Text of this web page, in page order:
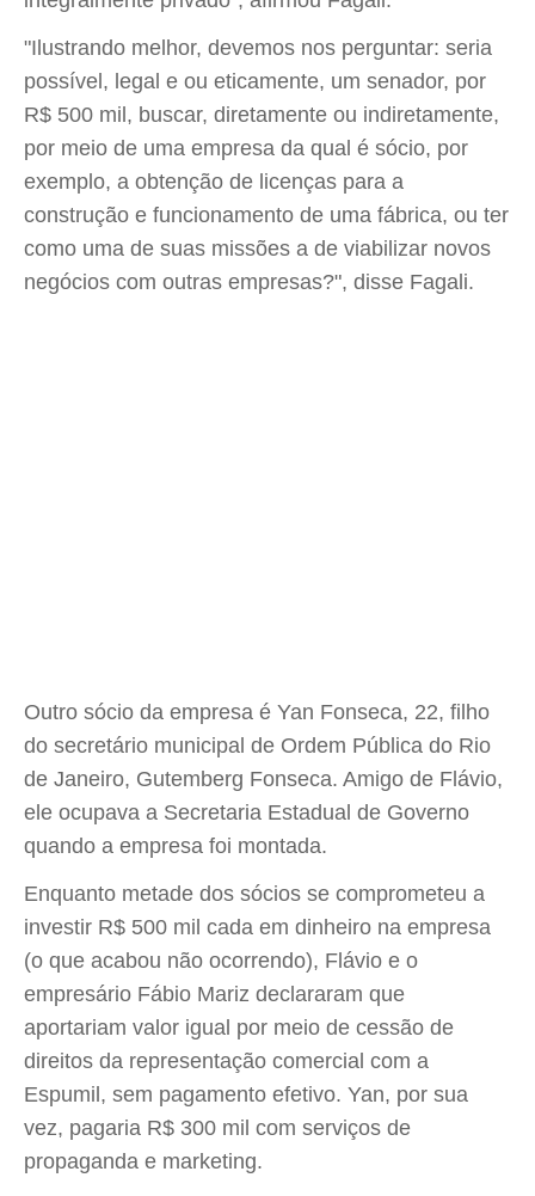
"Ilustrando melhor, devemos nos perguntar: seria
possível, legal e ou eticamente, um senador, por
R$ 500 mil, buscar, diretamente ou indiretamente,
por meio de uma empresa da qual é sócio, por
exemplo, a obtenção de licenças para a
construção e funcionamento de uma fábrica, ou ter
como uma de suas missões a de viabilizar novos
negócios com outras empresas?", disse Fagali.
Outro sócio da empresa é Yan Fonseca, 22, filho
do secretário municipal de Ordem Pública do Rio
de Janeiro, Gutemberg Fonseca. Amigo de Flávio,
ele ocupava a Secretaria Estadual de Governo
quando a empresa foi montada.
Enquanto metade dos sócios se comprometeu a
investir R$ 500 mil cada em dinheiro na empresa
(o que acabou não ocorrendo), Flávio e o
empresário Fábio Mariz declararam que
aportariam valor igual por meio de cessão de
direitos da representação comercial com a
Espumil, sem pagamento efetivo. Yan, por sua
vez, pagaria R$ 300 mil com serviços de
propaganda e marketing.